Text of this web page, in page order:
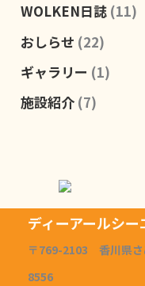
WOLKEN日誌 (11)
おしらせ (22)
ギャラリー (1)
施設紹介 (7)
ディーアールシ
〒769-2103 香川県
8556